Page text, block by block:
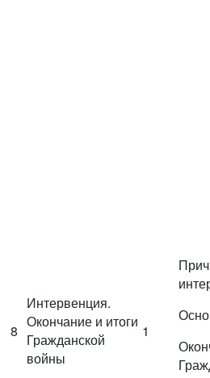
8
Интервенция.
Окончание и итоги
Гражданской
войны
1